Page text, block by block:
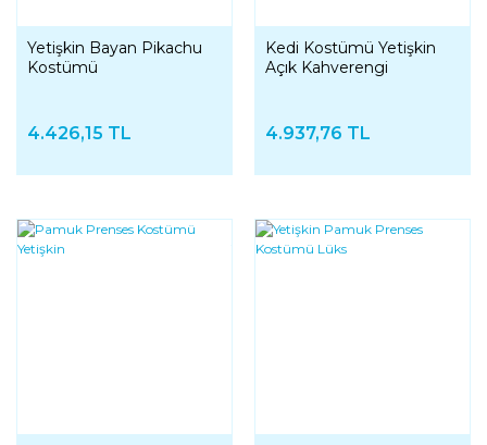
Yetişkin Bayan Pikachu
Kostümü
4.426,15 TL
Kedi Kostümü Yetişkin
Açık Kahverengi
4.937,76 TL